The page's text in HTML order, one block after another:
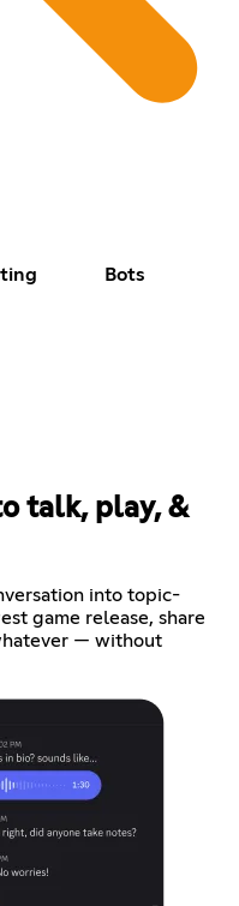
Bots
talk, play, &
into topic-
game release, share
— without